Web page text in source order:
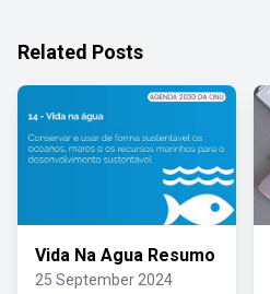
Related Posts
Vida Na Agua Resumo
25 September 2024